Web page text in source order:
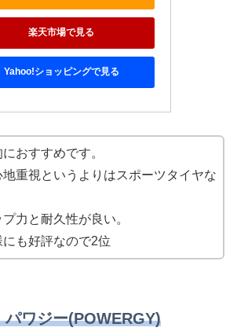
楽天市場で見る
Yahoo!ショッピングで見る
おすすめです。
地重視というよりはスポーツタイヤな
力と耐久性が良い。
にも好評なので2位
パワジー(POWERGY)